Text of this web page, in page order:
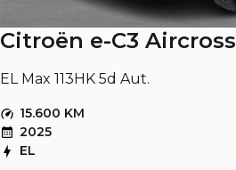
Citroën e-C3 Aircross
EL Max 113HK 5d Aut.
15.600 KM
2025
EL